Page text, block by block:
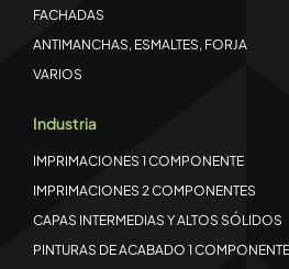
FACHADAS
ANTIMANCHAS, ESMALTES, FORJA
VARIOS
Industria
IMPRIMACIONES 1 COMPONENTE
IMPRIMACIONES 2 COMPONENTES
CAPAS INTERMEDIAS Y ALTOS SÓLIDOS
PINTURAS DE ACABADO 1 COMPONENTE